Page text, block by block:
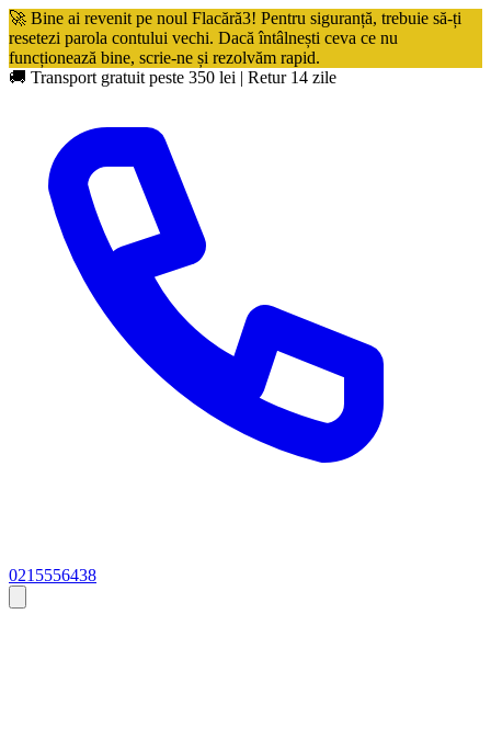
🚀 Bine ai revenit pe noul Flacără3! Pentru siguranță, trebuie să-ți
resetezi parola contului vechi. Dacă întâlnești ceva ce nu
funcționează bine, scrie-ne și rezolvăm rapid.
🚚 Transport gratuit peste 350 lei | Retur 14 zile
0215556438